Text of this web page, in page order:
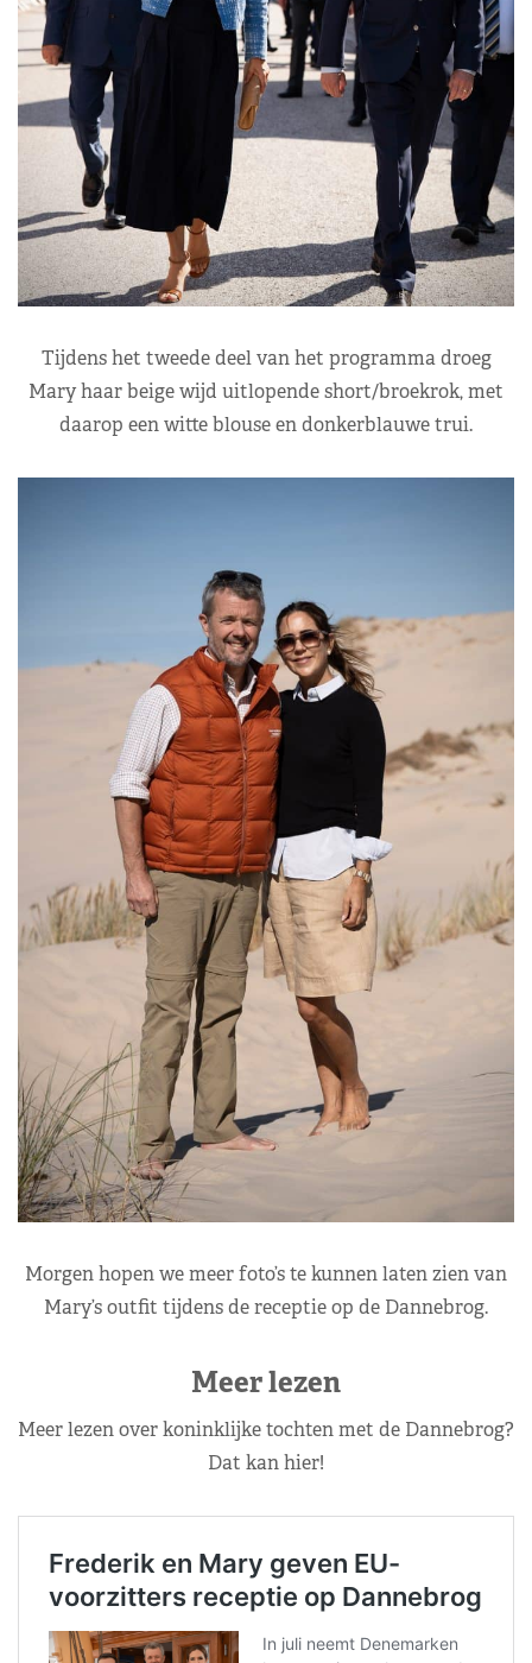
Tijdens het tweede deel van het programma droeg
Mary haar beige wijd uitlopende short/broekrok, met
daarop een witte blouse en donkerblauwe trui.
Morgen hopen we meer foto’s te kunnen laten zien van
Mary’s outfit tijdens de receptie op de Dannebrog.
Meer lezen
Meer lezen over koninklijke tochten met de Dannebrog?
Dat kan hier!